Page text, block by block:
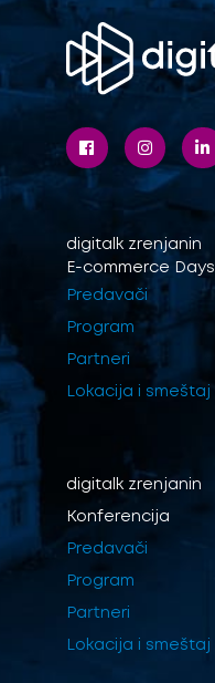
digitalk zrenjanin
E-commerce Days
Predavači
Program
Partneri
Lokacija i smeštaj
digitalk zrenjanin
Konferencija
Predavači
Program
Partneri
Lokacija i smeštaj